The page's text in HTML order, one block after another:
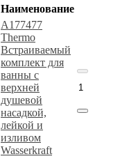
Наименование
A177477
Thermo
Встраиваемый
комплект для
ванны с
верхней
душевой
насадкой,
лейкой и
изливом
Wasserkraft